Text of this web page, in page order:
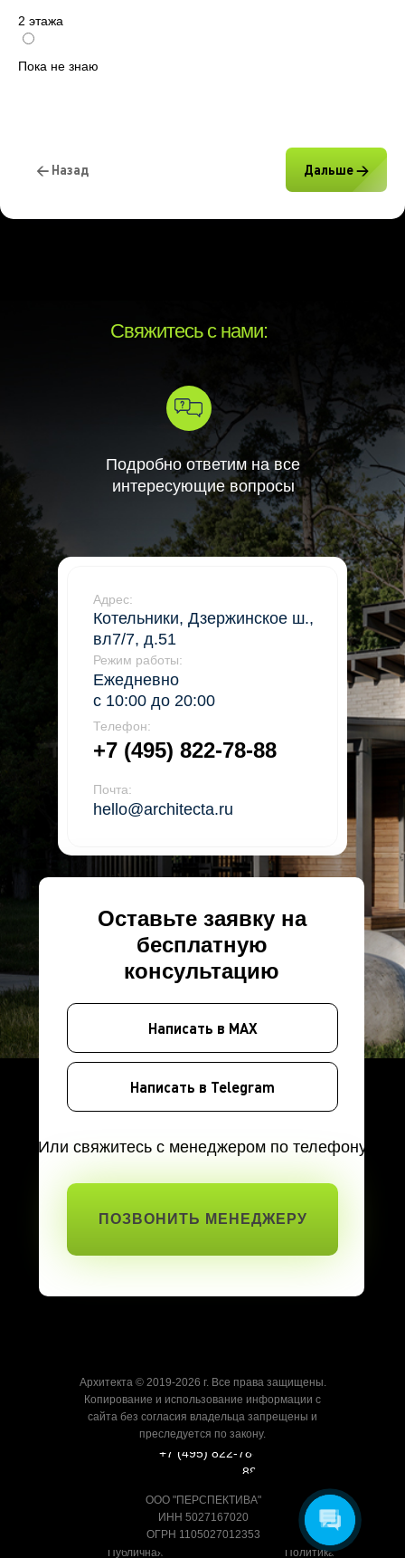
2 этажа
Пока не знаю
← Назад Дальше →
Свяжитесь с нами:
+7 (495) 822-78-88
Адрес:
Котельники, Дзержинское ш.,
вл7/7, д.51
Режим работы:
Ежедневно
с 10:00 до 20:00
Телефон:
Почта:
hello@architecta.ru
Оставьте заявку на
бесплатную
консультацию
Написать в Telegram
Написать в MAX
Или свяжитесь с менеджером по телефону
Подробно ответим на все
интересующие вопросы
ПОЗВОНИТЬ МЕНЕДЖЕРУ
Публичная Политика
+7 (495) 822-78-
88
ООО "ПЕРСПЕКТИВА"
ИНН 5027167020
ОГРН 1105027012353
Архитекта © 2019-2026 г. Все права защищены.
Копирование и использование информации с
сайта без согласия владельца запрещены и
преследуется по закону.